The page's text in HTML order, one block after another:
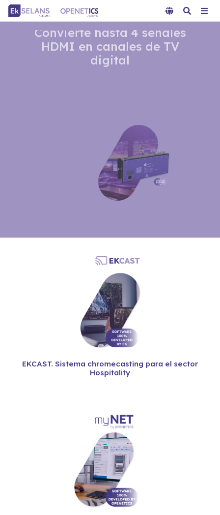
MD HD EASY QUAD
Convierte hasta 4 señales
HDMI en canales de TV
digital
EKCAST. Sistema chromecasting para el sector
Hospitality